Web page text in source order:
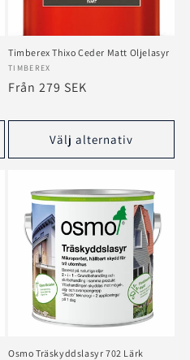
Timberex Thixo Ceder Matt Oljelasyr
Säljare:
TIMBEREX
Ordinarie
Från 279 SEK
Välj alternativ
Osmo Träskyddslasyr 702 Lärk